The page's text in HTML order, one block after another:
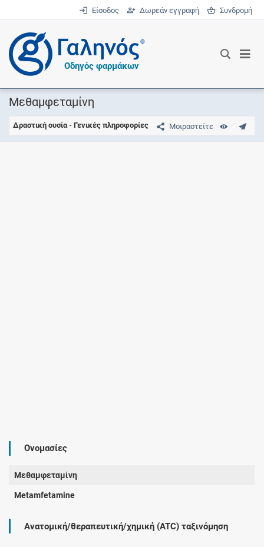
Είσοδος Δωρεάν εγγραφή Συνδρομή
®
Οδηγός φαρμάκων
Μεθαμφεταμίνη
Μοιραστείτε
Δραστική ουσία - Γενικές πληροφορίες
Ονομασίες
Μεθαμφεταμίνη
Metamfetamine
Ανατομική/θεραπευτική/χημική (ATC) ταξινόμηση